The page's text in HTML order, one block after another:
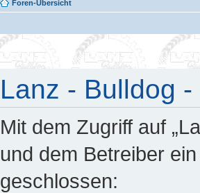
Foren-Übersicht
Lanz - Bulldog
Mit dem Zugriff auf
und dem Betreiber
geschlossen: